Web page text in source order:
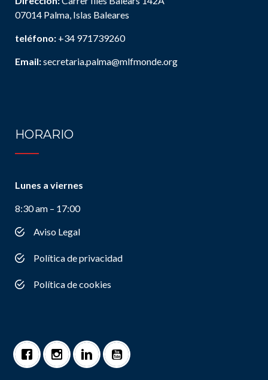
07014 Palma, Islas Baleares
teléfono: +34 971739260
Email:secretaria.palma@mlfmonde.org
HORARIO
Lunes a viernes
8:30 am – 17:00
Aviso Legal
Política de privacidad
Política de cookies